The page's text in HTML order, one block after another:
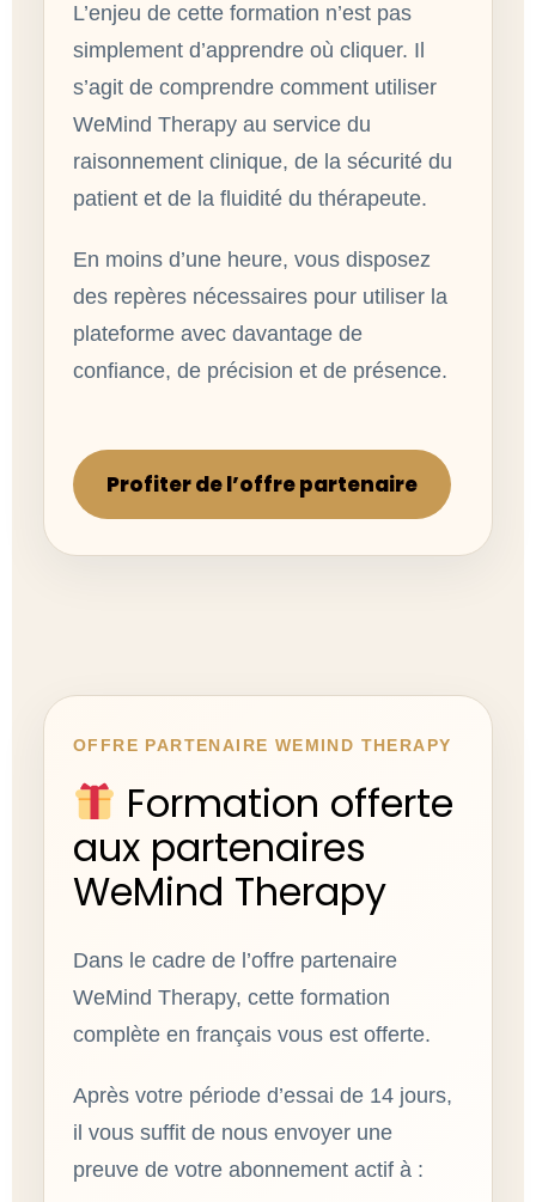
L’enjeu de cette formation n’est pas
simplement d’apprendre où cliquer. Il
s’agit de comprendre comment utiliser
WeMind Therapy au service du
raisonnement clinique, de la sécurité du
patient et de la fluidité du thérapeute.
En moins d’une heure, vous disposez
des repères nécessaires pour utiliser la
plateforme avec davantage de
confiance, de précision et de présence.
Profiter de l’offre partenaire
OFFRE PARTENAIRE WEMIND THERAPY
Formation offerte
aux partenaires
WeMind Therapy
Dans le cadre de l’offre partenaire
WeMind Therapy, cette formation
complète en français vous est offerte.
Après votre période d’essai de 14 jours,
il vous suffit de nous envoyer une
preuve de votre abonnement actif à :